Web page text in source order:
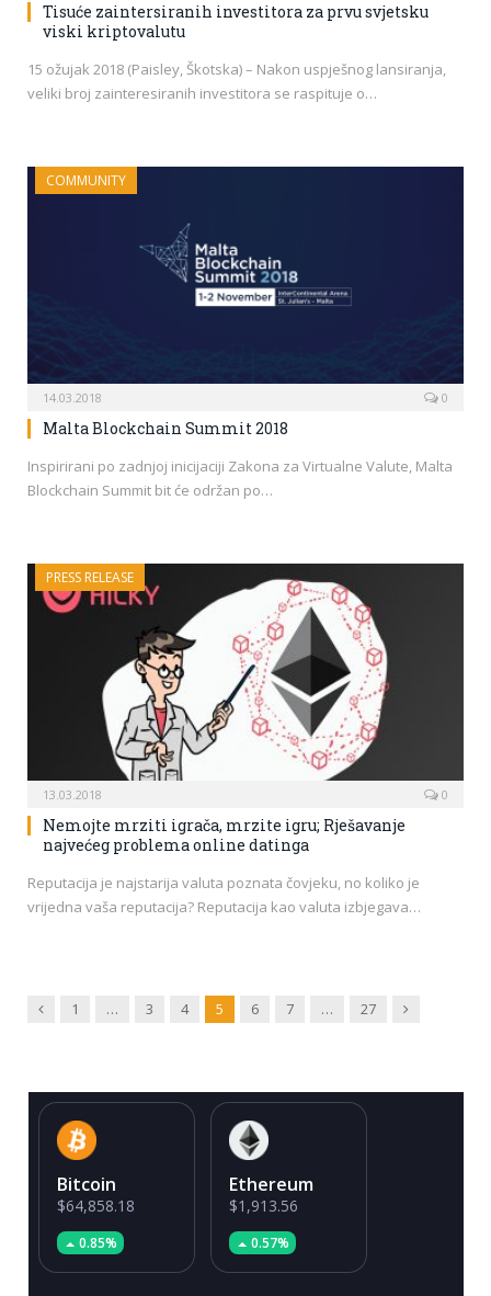
Tisuće zaintersiranih investitora za prvu svjetsku
viski kriptovalutu
15 ožujak 2018 (Paisley, Škotska) – Nakon uspješnog lansiranja,
veliki broj zainteresiranih investitora se raspituje o…
COMMUNITY
14.03.2018 0
Malta Blockchain Summit 2018
Inspirirani po zadnjoj inicijaciji Zakona za Virtualne Valute, Malta
Blockchain Summit bit će održan po…
PRESS RELEASE
13.03.2018 0
Nemojte mrziti igrača, mrzite igru; Rješavanje
najvećeg problema online datinga
Reputacija je najstarija valuta poznata čovjeku, no koliko je
vrijedna vaša reputacija? Reputacija kao valuta izbjegava…
Previous
1 … 3 4 5 6 7 … 27 Next
Bitcoin
$64,858.18
0.85%
Ethereum
$1,913.56
0.57%